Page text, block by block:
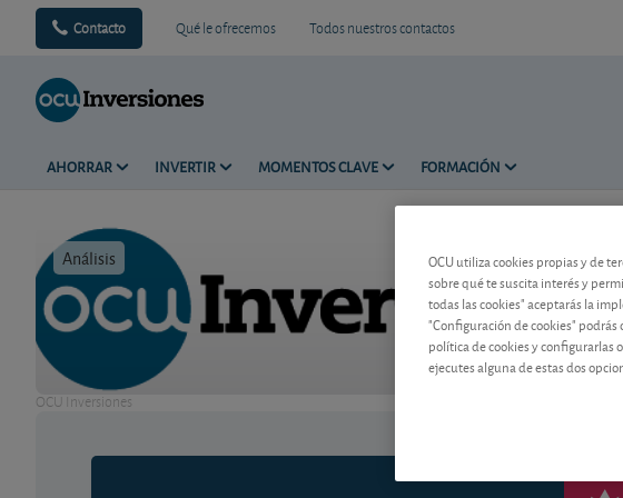
Contacto Qué le ofrecemos Todos nuestros contactos
AHORRAR INVERTIR MOMENTOS CLAVE FORMACIÓN
Análisis Tiempo de lectura: 2 min.
OCU Inversiones
OCU utiliza cookies propias y de
sobre qué te suscita interés y
todas las cookies" aceptarás la
"Configuración de cookies"
política de cookies y
ejecutes alguna de estas dos